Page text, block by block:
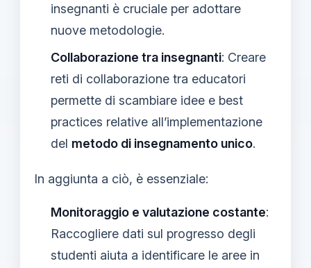
insegnanti è cruciale per adottare
nuove metodologie.
Collaborazione tra insegnanti: Creare
reti di collaborazione tra educatori
permette di scambiare idee e best
practices relative all’implementazione
del metodo di insegnamento unico.
In aggiunta a ciò, è essenziale:
Monitoraggio e valutazione costante:
Raccogliere dati sul progresso degli
studenti aiuta a identificare le aree in